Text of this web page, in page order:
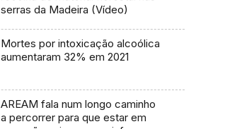
serras da Madeira (Vídeo)
Mortes por intoxicação alcoólica
aumentaram 32% em 2021
AREAM fala num longo caminho
a percorrer para que estar em